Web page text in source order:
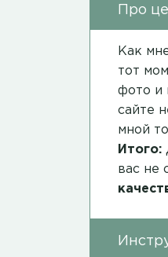
Про
Как
тот
фото и
сайте
мной
Итого:
вас не